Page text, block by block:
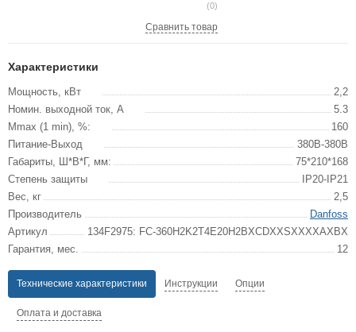
(0)
Сравнить товар
Характеристики
Мощность, кВт
2,2
Номин. выходной ток, А
5.3
Mmax (1 min), %:
160
Питание-Выход
380В-380В
Габариты, Ш*В*Г, мм:
75*210*168
Степень защиты
IP20-IP21
Вес, кг
2,5
Производитель
Danfoss
Артикул
134F2975: FC-360H2K2T4E20H2BXCDXXSXXXXAXBX
Гарантия, мес.
12
Технические характеристики Инструкции Опции
Оплата и доставка